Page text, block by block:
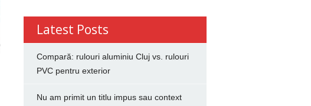
Latest Posts
Compară: rulouri aluminiu Cluj vs. rulouri
PVC pentru exterior
Nu am primit un titlu impus sau context